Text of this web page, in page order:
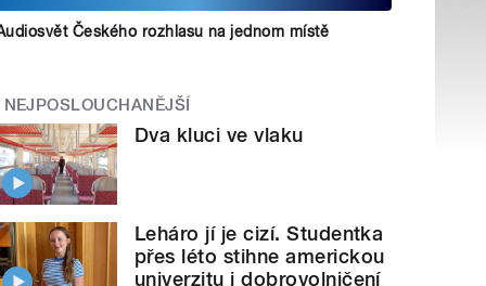
Českého rozhlasu na jednom místě
NEJPOSLOUCHANĚJŠÍ
Dva kluci ve vlaku
Leháro jí je cizí. Studentka
přes léto stihne americkou
univerzitu i dobrovolničení